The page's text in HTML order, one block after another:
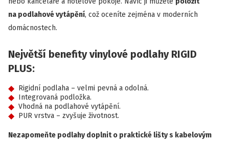
na podlahové vytápění, což oceníte zejména v moderních
domácnostech.
Největší benefity vinylové podlahy RIGID
PLUS:
Rigidní podlaha – velmi pevná a odolná.
Integrovaná podložka.
Vhodná na podlahové vytápění.
PUR vrstva – zvyšuje životnost.
Nezapomeňte podlahy doplnit o praktické lišty s kabelovým